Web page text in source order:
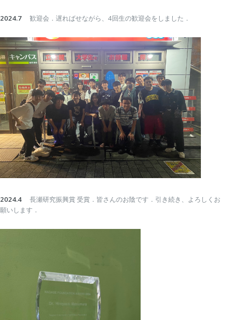
2024.7 歓迎会．遅ればせながら、4回生の歓迎会をしました．
2024.4
長瀬研究振興賞 受賞．皆さんのお陰です．引き続き、よろしくお
願いします．